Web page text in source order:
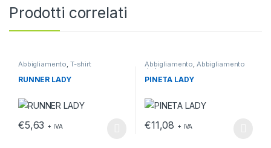
Prodotti correlati
Abbigliamento, T-shirt
RUNNER LADY
€5,63 + IVA
Abbigliamento, Abbigliamento
da lavoro
PINETA LADY
€11,08 + IVA